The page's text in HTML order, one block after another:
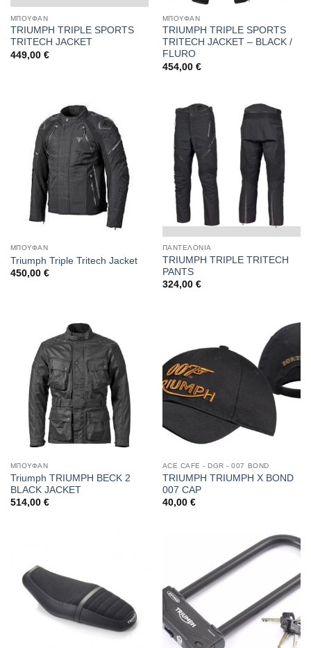
ΜΠΟΥΦΑΝ
TRIUMPH TRIPLE SPORTS
TRITECH JACKET
449,00 €
ΜΠΟΥΦΑΝ
TRIUMPH TRIPLE SPORTS
TRITECH JACKET – BLACK /
FLURO
454,00 €
ΜΠΟΥΦΑΝ
Triumph Triple Tritech Jacket
450,00 €
ΠΑΝΤΕΛΟΝΙΑ
TRIUMPH TRIPLE TRITECH
PANTS
324,00 €
ΜΠΟΥΦΑΝ
Triumph TRIUMPH BECK 2
BLACK JACKET
514,00 €
ACE CAFE - DGR - 007 BOND
TRIUMPH TRIUMPH X BOND
007 CAP
40,00 €